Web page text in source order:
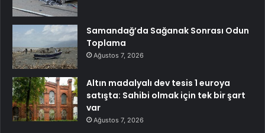
Samandağ’da Sağanak Sonrası Odun
Toplama
Ağustos 7, 2026
Altın madalyalı dev tesis 1 euroya
satışta: Sahibi olmak için tek bir şart
var
Ağustos 7, 2026